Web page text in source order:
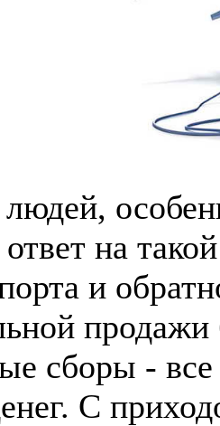
на
и
сборы -
С